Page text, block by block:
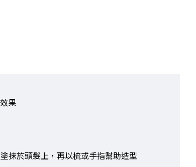
果
抹於頭髮上，再以梳或手指幫助造型